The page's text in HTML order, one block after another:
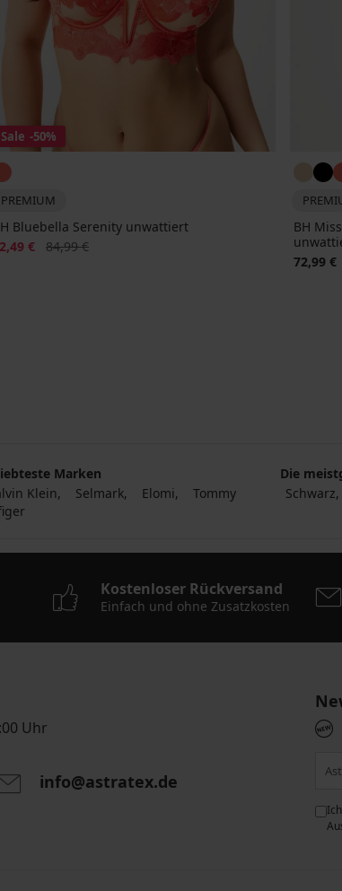
Sale -50%
PREMIUM
Bluebella Serenity unwattiert
€ Alter Preis
84,99 €
BH
72,99 €
Marken
Klein
Selmark Elomi
Tommy
Die
Schwarz
Kostenloser Rückversand
Einfach und ohne Zusatzkosten
Uhr
info@astratex.de